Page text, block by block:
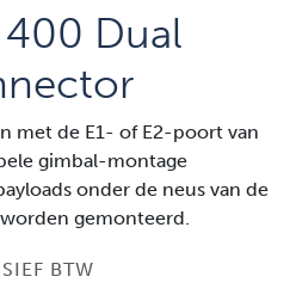
Dual
met de E1- of E2-poort van
gimbal-montage
onder de neus van de
gemonteerd.
BTW